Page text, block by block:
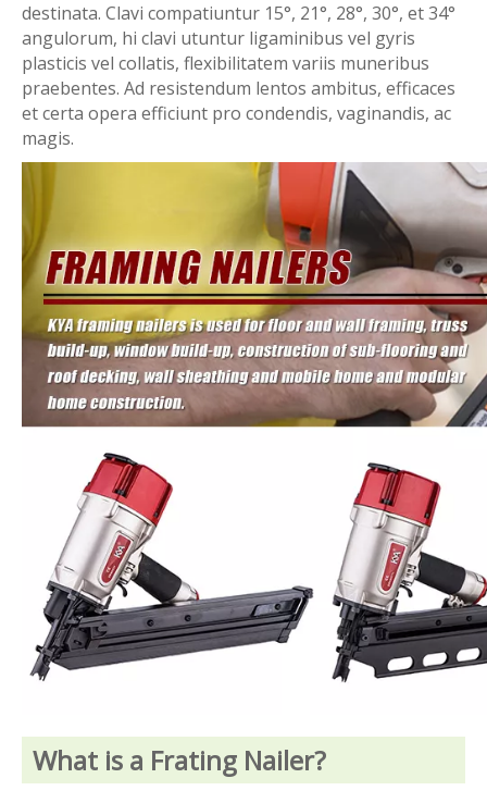
destinata. Clavi compatiuntur 15°, 21°, 28°, 30°, et 34°
angulorum, hi clavi utuntur ligaminibus vel gyris
plasticis vel collatis, flexibilitatem variis muneribus
praebentes. Ad resistendum lentos ambitus, efficaces
et certa opera efficiunt pro condendis, vaginandis, ac
magis.
What is a Frating Nailer?